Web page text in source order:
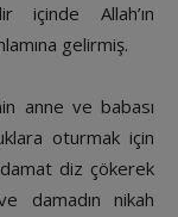
içinde Allah’ın
gelirmiş.
anne ve babası
oturmak için
diz çökerek
damadın nikah